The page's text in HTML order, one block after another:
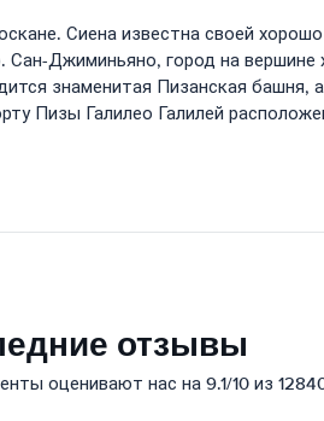
Сиена известна своей
. Сан-Джиминьяно, город на
знаменитая Пизанская башня,
Пизы Галилео Галилей
отзывы
оценивают нас на 9.1/10 из